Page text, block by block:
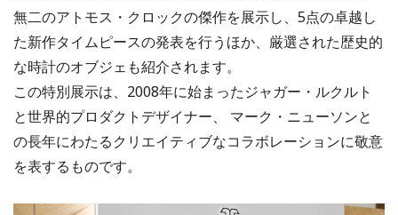
無二のアトモス・クロックの傑作を展示し、5点の卓越し
た新作タイムピースの発表を行うほか、厳選された歴史的
な時計のオブジェも紹介されます。
この特別展示は、2008年に始まったジャガー・ルクルト
と世界的プロダクトデザイナー、 マーク・ニューソンと
の長年にわたるクリエイティブなコラボレーションに敬意
を表するものです。